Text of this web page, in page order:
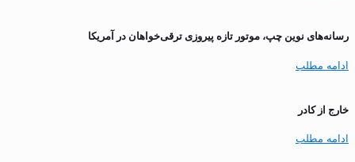
رسانه‌های نوین چپ، موتور تازه پیروزی ترقی‌خواهان در آمریکا
ادامه مطلب
خارج از کادر
ادامه مطلب